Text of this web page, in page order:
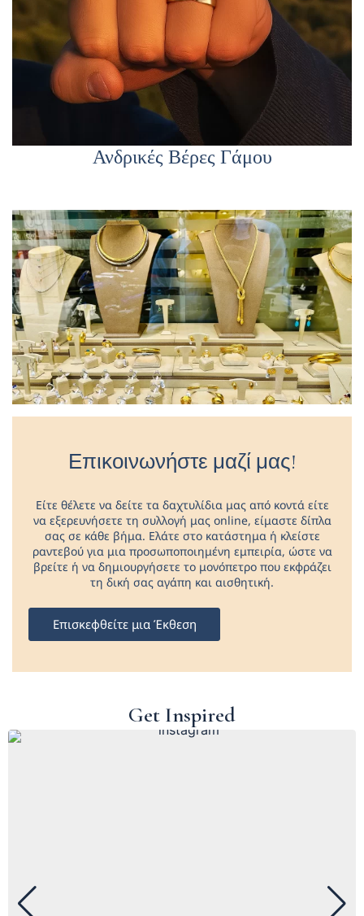
Ανδρικές Βέρες Γάμου
Επικοινωνήστε μαζί μας!
Είτε θέλετε να δείτε τα δαχτυλίδια μας από κοντά είτε
να εξερευνήσετε τη συλλογή μας online, είμαστε δίπλα
σας σε κάθε βήμα. Ελάτε στο κατάστημα ή κλείστε
ραντεβού για μια προσωποποιημένη εμπειρία, ώστε να
βρείτε ή να δημιουργήσετε το μονόπετρο που εκφράζει
τη δική σας αγάπη και αισθητική.
Επισκεφθείτε μια Έκθεση
Get Inspired